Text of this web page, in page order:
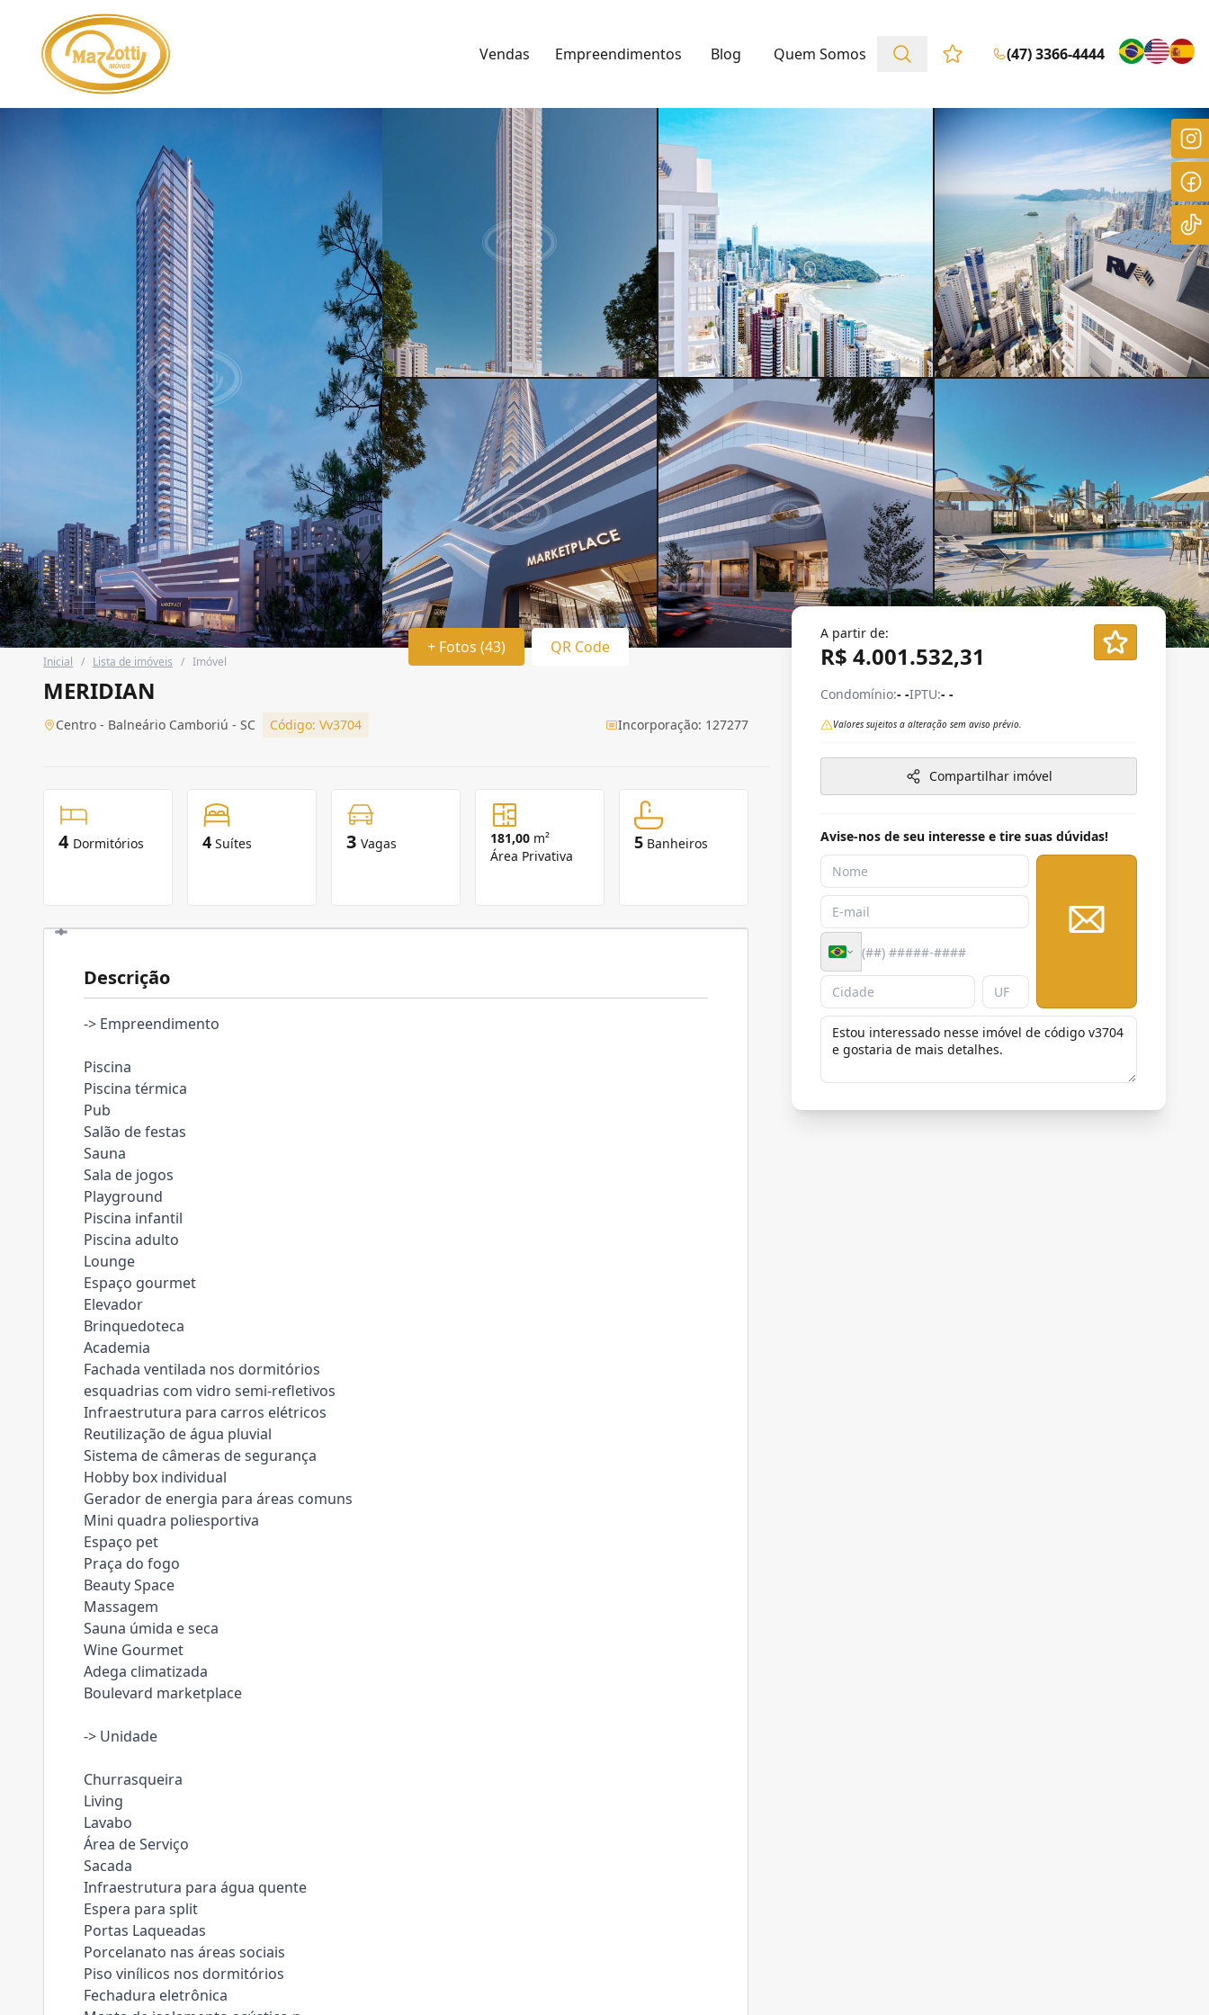
Vendas Empreendimentos Blog Quem Somos Favoritos (0 itens)
(47) 3366-4444
+ Fotos (43) QR Code
Inicial / Lista de imóveis / Imóvel
MERIDIAN
Centro - Balneário Camboriú - SC Código: Vv3704 Incorporação: 127277
4 Dormitórios 4 Suítes 3 Vagas 181,00 m²
Área Privativa
5 Banheiros
Descrição
-> Empreendimento
Piscina
Piscina térmica
Pub
Salão de festas
Sauna
Sala de jogos
Playground
Piscina infantil
Piscina adulto
Lounge
Espaço gourmet
Elevador
Brinquedoteca
Academia
Fachada ventilada nos dormitórios
esquadrias com vidro semi-refletivos
Infraestrutura para carros elétricos
Reutilização de água pluvial
Sistema de câmeras de segurança
Hobby box individual
Gerador de energia para áreas comuns
Mini quadra poliesportiva
Espaço pet
Praça do fogo
Beauty Space
Massagem
Sauna úmida e seca
Wine Gourmet
Adega climatizada
Boulevard marketplace
-> Unidade
Churrasqueira
Living
Lavabo
Área de Serviço
Sacada
Infraestrutura para água quente
Espera para split
Portas Laqueadas
Porcelanato nas áreas sociais
Piso vinílicos nos dormitórios
Fechadura eletrônica
A partir de:
R$ 4.001.532,31
Condomínio:- -IPTU:- -
Valores sujeitos a alteração sem aviso prévio.
Compartilhar imóvel
Avise-nos de seu interesse e tire suas dúvidas!